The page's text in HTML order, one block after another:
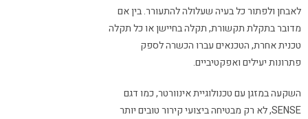
לאבחן ולפתור כל בעיה שעלולה להתעורר. בין אם
מדובר בתקלת תקשורת, תקלה בחיישן או כל תקלה
טכנית אחרת, הטכנאים עברו הכשרה לספק
פתרונות יעילים ואפקטיביים.
השקעה במזגן עם טכנולוגיית אינוורטר, כמו דגם
SENSE, לא רק מבטיחה ביצועי קירור טובים יותר